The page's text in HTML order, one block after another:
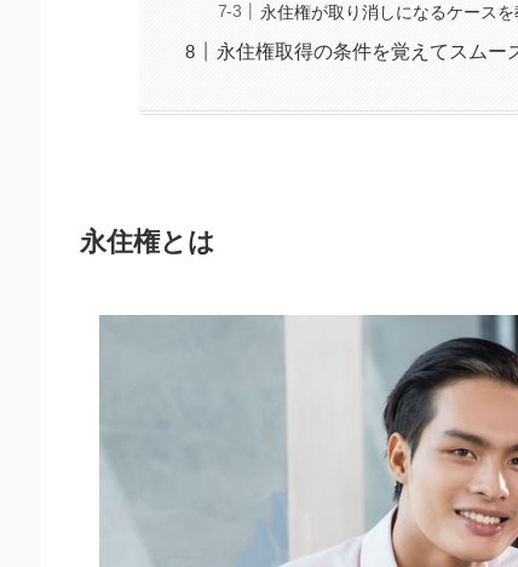
永住権が取り消しになるケース
永住権取得の条件を覚えてスムー
永住権とは